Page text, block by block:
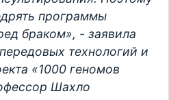
программы
браком», - заявила
технологий и
«1000 геномов
Шахло